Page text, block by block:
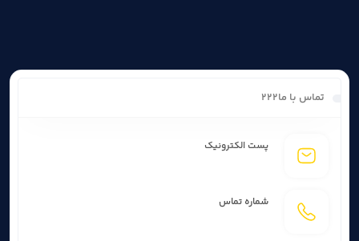
تماس با ما۲۲۲
پست الکترونیک
شماره تماس